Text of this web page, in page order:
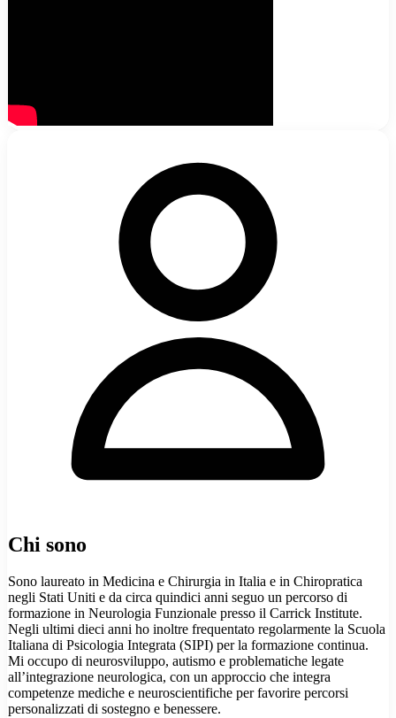
Chi sono
Sono laureato in Medicina e Chirurgia in Italia e in Chiropratica
negli Stati Uniti e da circa quindici anni seguo un percorso di
formazione in Neurologia Funzionale presso il Carrick Institute.
Negli ultimi dieci anni ho inoltre frequentato regolarmente la Scuola
Italiana di Psicologia Integrata (SIPI) per la formazione continua.
Mi occupo di neurosviluppo, autismo e problematiche legate
all’integrazione neurologica, con un approccio che integra
competenze mediche e neuroscientifiche per favorire percorsi
personalizzati di sostegno e benessere.